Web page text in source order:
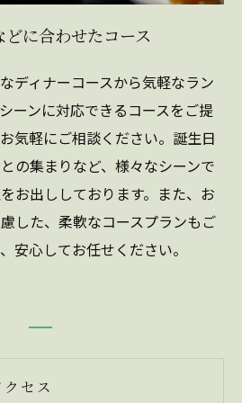
に合わせたコース
ディナーコースから気軽なラン
ーンに対応できるコースをご提
気軽にご相談ください。誕生日
の集まりなど、様々なシーンで
お出ししております。また、お
した、柔軟なコースプランもご
安心してお任せください。
クセス